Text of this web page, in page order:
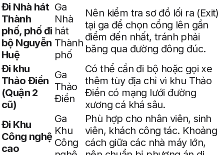
Đi Nhà hát
Thành
phố, phố đi
bộ Nguyễn
Huệ
Ga
Nhà
hát
Thành
phố
Nên kiểm tra sơ đồ lối ra (Exit)
tại ga để chọn cổng lên gần
điểm đến nhất, tránh phải
băng qua đường đông đúc.
Đi khu
Thảo Điền
(Quận 2
cũ)
Ga
Thảo
Điền
Có thể cần đi bộ hoặc gọi xe
thêm tùy địa chỉ vì khu Thảo
Điền có mạng lưới đường
xương cá khá sâu.
Đi Khu
Công nghệ
cao
Ga
Khu
Công
Phù hợp cho nhân viên, sinh
viên, khách công tác. Khoảng
cách giữa các nhà máy lớn,